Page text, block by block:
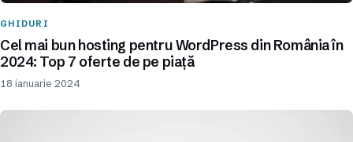
GHIDURI
Cel mai bun hosting pentru WordPress din România în
2024: Top 7 oferte de pe piață
18 ianuarie 2024